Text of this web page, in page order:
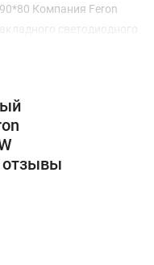
Компания Feron
светодиодного
дизайне с
5300Лм - равномерное
засветки
отзывы